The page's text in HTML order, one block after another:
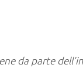
da parte